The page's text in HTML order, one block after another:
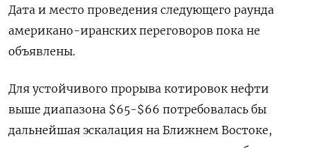
Дата и место проведения ​следующего раунда
американо-иранских переговоров пока не
объявлены.
Для устойчивого прорыва ‌котировок нефти
выше диапазона $65-$66 потребовалась бы
дальнейшая эскалация на Ближнем Востоке,